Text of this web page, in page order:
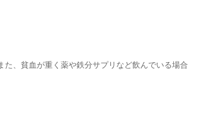
、貧血が重く薬や鉄分サプリなど飲んでいる場合